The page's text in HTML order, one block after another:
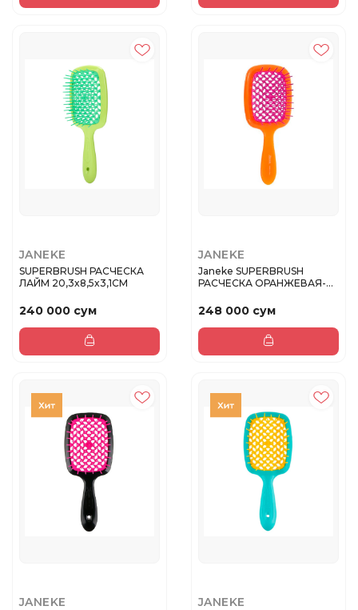
JANEKE
SUPERBRUSH РАСЧЕСКА
ЛАЙМ 20,3x8,5x3,1СМ
240 000 сум
JANEKE
Janeke SUPERBRUSH
РАСЧЕСКА ОРАНЖЕВАЯ-
248 000 сум
JANEKE JANEKE